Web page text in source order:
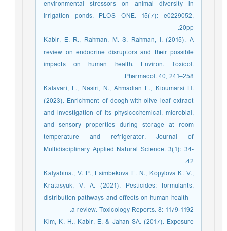
environmental stressors on animal diversity in
irrigation ponds. PLOS ONE. 15(7): e0229052,
20pp.
Kabir, E. R., Rahman, M. S. Rahman, I. (2015). A
review on endocrine disruptors and their possible
impacts on human health. Environ. Toxicol.
Pharmacol. 40, 241–258.
Kalavari, L., Nasiri, N., Ahmadian F., Kioumarsi H.
(2023). Enrichment of doogh with olive leaf extract
and investigation of its physicochemical, microbial,
and sensory properties during storage at room
temperature and refrigerator. Journal of
Multidisciplinary Applied Natural Science. 3(1): 34-
42.
Kalyabina., V. P., Esimbekova E. N., Kopylova K. V.,
Kratasyuk, V. A. (2021). Pesticides: formulants,
distribution pathways and effects on human health –
a review. Toxicology Reports. 8: 1179-1192.
Kim, K. H., Kabir, E. & Jahan SA. (2017). Exposure